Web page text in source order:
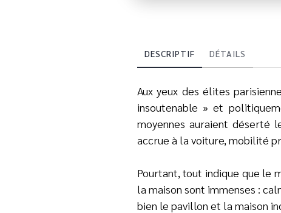
DESCRIPTIF DÉTAILS
Aux yeux des élites
insoutenable » et
moyennes auraient déserté
accrue à la voiture, mobilité
Pourtant, tout indique que le
la maison sont immenses :
bien le pavillon et la maison